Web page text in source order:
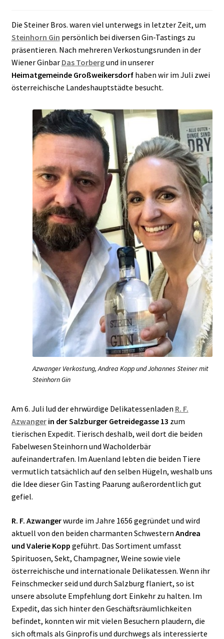
Die Steiner Bros. waren viel unterwegs in letzter Zeit, um
Steinhorn Gin persönlich bei diversen Gin-Tastings zu
präsentieren. Nach mehreren Verkostungsrunden in der
Wiener Ginbar Das Torbergund in unserer
Heimatgemeinde Großweikersdorfhaben wir im Juli zwei
österreichische Landeshauptstädte besucht.
Azwanger Verkostung, Andrea Kopp und Johannes Steiner mit
Steinhorn Gin
Am 6. Juli lud der ehrwürdige Delikatessenladen R. F.
Azwangerin der Salzburger Getreidegasse 13 zum
tierischen Expedit. Tierisch deshalb, weil dort die beiden
Fabelwesen Steinhorn und Wacholderbär
aufeinandertrafen. Im Auenland lebten die beiden Tiere
vermutlich tatsächlich auf den selben Hügeln, weshalb uns
die Idee dieser Gin Tasting Paarung außerordentlich gut
gefiel.
R. F. Azwangerwurde im Jahre 1656 gegründet und wird
aktuell von den beiden charmanten Schwestern Andrea
und Valerie Kopp geführt. Das Sortiment umfasst
Spirituosen, Sekt, Champagner, Weine sowie viele
österreichische und internationale Delikatessen. Wenn ihr
Feinschmecker seid und durch Salzburg flaniert, so ist
unsere absolute Empfehlung dort Einkehr zu halten. Im
Expedit, das sich hinter den Geschäftsräumlichkeiten
befindet, konnten wir mit vielen Besuchern plaudern, die
sich oftmals als Ginprofis und durchwegs als interessierte